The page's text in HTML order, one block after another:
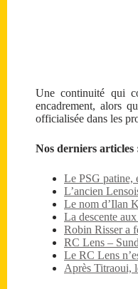
Une continuité qui
encadrement, alors
officialisée dans les
Nos derniers articles
Le PSG patine,
L’ancien
Le nom d’Ilan
La descente
Robin Risser a
RC Lens –
Le RC Lens
Après Titraoui,